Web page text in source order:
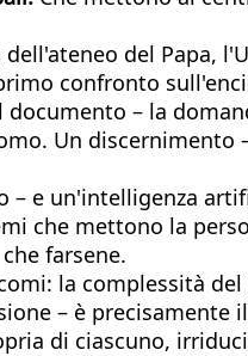
del Papa,
confronto
– la
Un discernimento
– e un'intelligenza
che mettono la
farsene.
la complessità
– è precisamente
di ciascuno,